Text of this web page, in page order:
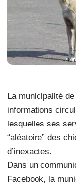
La municipalité
informations
lesquelles ses
“aléatoire” des
d’inexactes.
Dans un
Facebook, la